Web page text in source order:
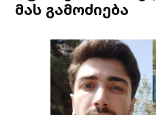
მას გამოძიება